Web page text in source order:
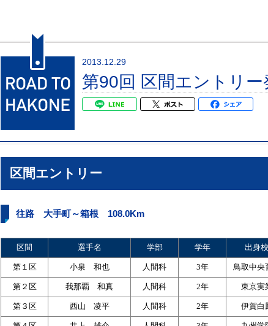
2013.12.29
第90回 区間エントリー
区間エントリー
往路 大手町～箱根 108.0Km
区間 選手名 学部 学年 出身校
第１区 小泉 和也 人間科 3年 鳥取中央
第２区 我那覇 和真 人間科 2年 東京実
第３区 西山 凌平 人間科 2年 伊賀白